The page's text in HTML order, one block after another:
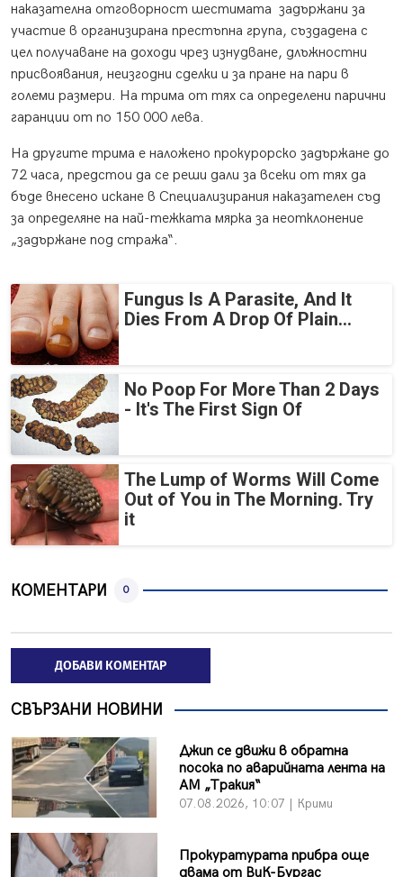
наказателна отговорност шестимата задържани за
участие в организирана престъпна група, създадена с
цел получаване на доходи чрез изнудване, длъжностни
присвоявания, неизгодни сделки и за пране на пари в
големи размери. На трима от тях са определени парични
гаранции от по 150 000 лева.
На другите трима е наложено прокурорско задържане до
72 часа, предстои да се реши дали за всеки от тях да
бъде внесено искане в Специализирания наказателен съд
за определяне на най-тежката мярка за неотклонение
„задържане под стража“.
Fungus Is A Parasite, And It
Dies From A Drop Of Plain...
No Poop For More Than 2 Days
- It's The First Sign Of
The Lump of Worms Will Come
Out of You in The Morning. Try
it
КОМЕНТАРИ 0
ДОБАВИ КОМЕНТАР
СВЪРЗАНИ НОВИНИ
Джип се движи в обратна
посока по аварийната лента на
АМ „Тракия“
07.08.2026, 10:07 | Крими
Прокуратурата прибра още
двама от ВиК-Бургас